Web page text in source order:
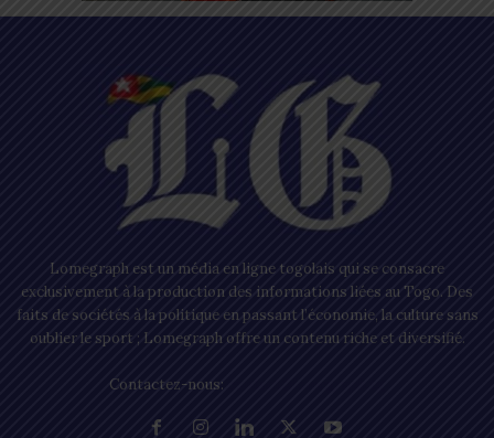
Lomegraph est un média en ligne togolais qui se consacre
exclusivement à la production des informations liées au Togo. Des
faits de sociétés à la politique en passant l’économie, la culture sans
oublier le sport ; Lomegraph offre un contenu riche et diversifié.
Contactez-nous: